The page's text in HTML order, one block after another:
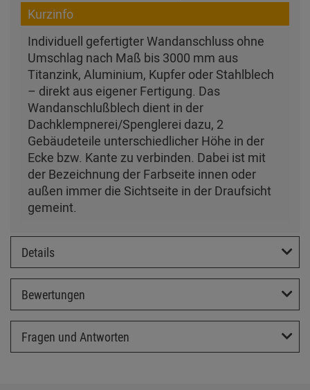
Kurzinfo
Individuell gefertigter Wandanschluss ohne
Umschlag nach Maß bis 3000 mm aus
Titanzink, Aluminium, Kupfer oder Stahlblech
– direkt aus eigener Fertigung. Das
Wandanschlußblech dient in der
Dachklempnerei/Spenglerei dazu, 2
Gebäudeteile unterschiedlicher Höhe in der
Ecke bzw. Kante zu verbinden. Dabei ist mit
der Bezeichnung der Farbseite innen oder
außen immer die Sichtseite in der Draufsicht
gemeint.
Details
Bewertungen
Fragen und Antworten